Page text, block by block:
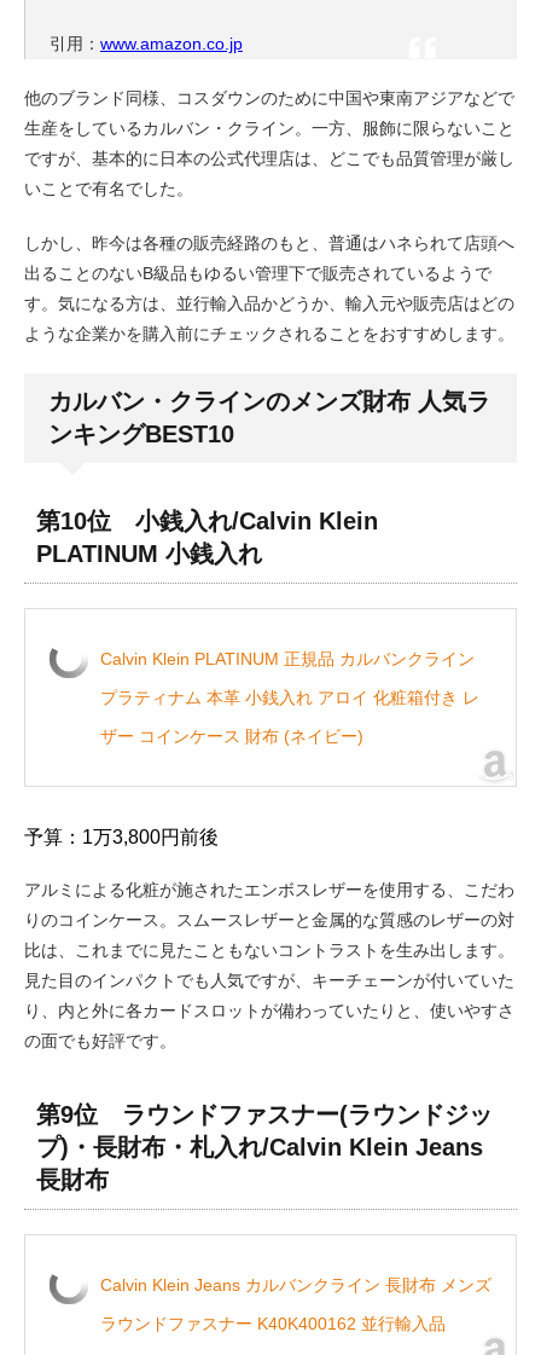
引用： www.amazon.co.jp
他のブランド同様、コスダウンのために中国や東南アジアなどで
生産をしているカルバン・クライン。一方、服飾に限らないこと
ですが、基本的に日本の公式代理店は、どこでも品質管理が厳し
いことで有名でした。
しかし、昨今は各種の販売経路のもと、普通はハネられて店頭へ
出ることのないB級品もゆるい管理下で販売されているようで
す。気になる方は、並行輸入品かどうか、輸入元や販売店はどの
ような企業かを購入前にチェックされることをおすすめします。
カルバン・クラインのメンズ財布 人気ラ
ンキングBEST10
第10位 小銭入れ/Calvin Klein
PLATINUM 小銭入れ
Calvin Klein PLATINUM 正規品 カルバンクライン
プラティナム 本革 小銭入れ アロイ 化粧箱付き レ
ザー コインケース 財布 (ネイビー)
予算：1万3,800円前後
アルミによる化粧が施されたエンボスレザーを使用する、こだわ
りのコインケース。スムースレザーと金属的な質感のレザーの対
比は、これまでに見たこともないコントラストを生み出します。
見た目のインパクトでも人気ですが、キーチェーンが付いていた
り、内と外に各カードスロットが備わっていたりと、使いやすさ
の面でも好評です。
第9位 ラウンドファスナー(ラウンドジッ
プ)・長財布・札入れ/Calvin Klein Jeans
長財布
Calvin Klein Jeans カルバンクライン 長財布 メンズ
ラウンドファスナー K40K400162 並行輸入品